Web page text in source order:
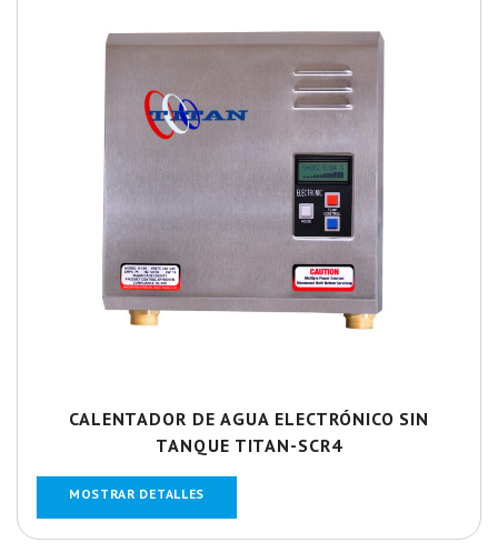
CALENTADOR DE AGUA ELECTRÓNICO SIN
TANQUE TITAN-SCR4
MOSTRAR DETALLES